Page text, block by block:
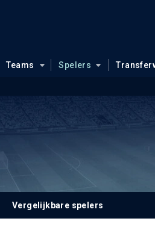
Teams Spelers
Vergelijkbare spelers